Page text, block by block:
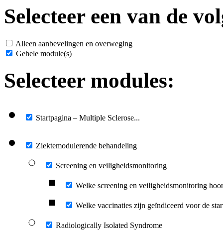
Selecteer een van de
Alleen aanbevelingen en overweging
Gehele module(s)
Selecteer modules:
Startpagina – Multiple Sclerose...
Ziektemodulerende behandeling
Screening en veiligheidsmonitoring
Welke screening en veiligheidsmonitoring
Welke vaccinaties zijn geïndiceerd voor de
Radiologically Isolated Syndrome